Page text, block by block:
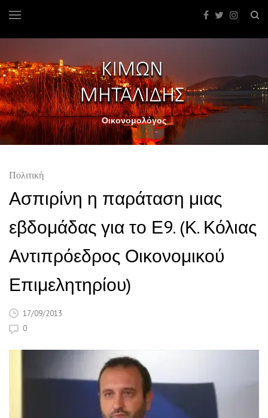
Οικονομολόγος
Πολιτική
Ασπιρίνη η παράταση μιας
εβδομάδας για το Ε9. (Κ. Κόλιας
Αντιπρόεδρος Οικονομικού
Επιμελητηρίου)
17/09/2013
0